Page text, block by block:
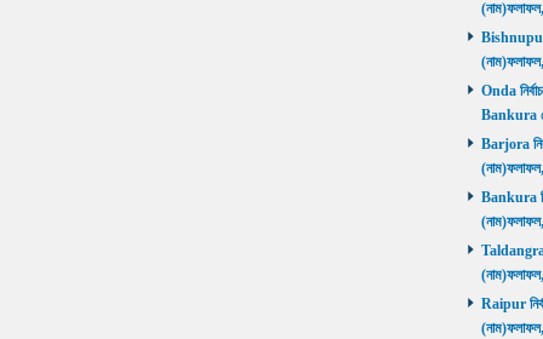
Bishnupur
Onda
Bankura
Barjora
Bankura
Taldangra
Raipur